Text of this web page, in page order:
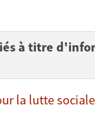
à titre
la lutte sociale